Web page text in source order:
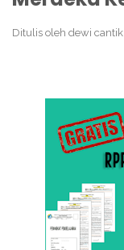
Ditulis oleh dewi cantik